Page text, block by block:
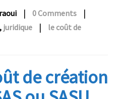
| 0 Comments |
, juridique |
le coût de
de création